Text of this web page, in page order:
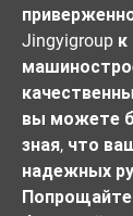
Jingyigroup
вы можете
зная, что
надежных